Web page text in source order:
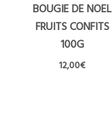
choisies
sur
BOUGIE DE NOEL
FRUITS CONFITS
100G
12,00€